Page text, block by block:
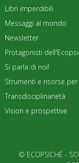
Libri imperdibili
Messaggi al mondo
Newsletter
Protagonisti
Si parla di noi!
Strumenti e risorse
Transdisciplinarietà
Vision e prospettive
© ECOPSICHÉ -